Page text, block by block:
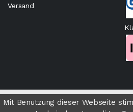
Mit Benutzung dieser Webseite
Versand
©Computer Expert Wien-